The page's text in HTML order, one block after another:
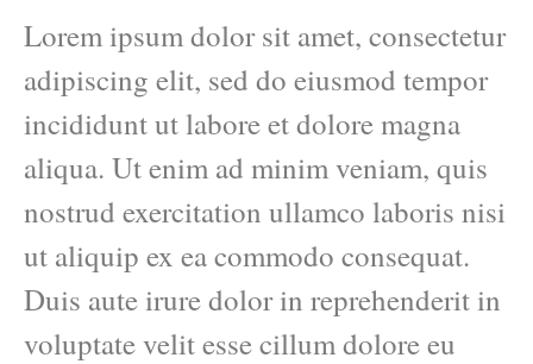
Lorem ipsum dolor sit amet, consectetur
adipiscing elit, sed do eiusmod tempor
incididunt ut labore et dolore magna
aliqua. Ut enim ad minim veniam, quis
nostrud exercitation ullamco laboris nisi
ut aliquip ex ea commodo consequat.
Duis aute irure dolor in reprehenderit in
voluptate velit esse cillum dolore eu